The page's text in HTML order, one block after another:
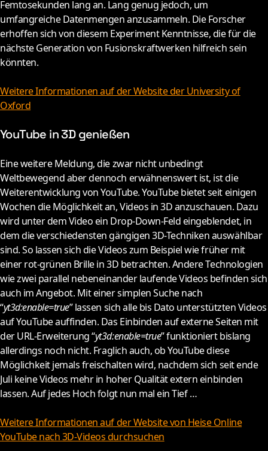
Femtosekunden lang an. Lang genug jedoch, um
umfangreiche Datenmengen anzusammeln. Die Forscher
erhoffen sich von diesem Experiment Kenntnisse, die für die
nächste Generation von Fusionskraftwerken hilfreich sein
könnten.
Weitere Informationen auf der Website der University of
Oxford
YouTube in 3D genießen
Eine weitere Meldung, die zwar nicht unbedingt
Weltbewegend aber dennoch erwähnenswert ist, ist die
Weiterentwicklung von YouTube. YouTube bietet seit einigen
Wochen die Möglichkeit an, Videos in 3D anzuschauen. Dazu
wird unter dem Video ein Drop-Down-Feld eingeblendet, in
dem die verschiedensten gängigen 3D-Techniken auswählbar
sind. So lassen sich die Videos zum Beispiel wie früher mit
einer rot-grünen Brille in 3D betrachten. Andere Technologien
wie zwei parallel nebeneinander laufende Videos befinden sich
auch im Angebot. Mit einer simplen Suche nach
“yt3d:enable=true” lassen sich alle bis Dato unterstützten Videos
auf YouTube auffinden. Das Einbinden auf externe Seiten mit
der URL-Erweiterung “yt3d:enable=true” funktioniert bislang
allerdings noch nicht. Fraglich auch, ob YouTube diese
Möglichkeit jemals freischalten wird, nachdem sich seit ende
Juli keine Videos mehr in hoher Qualität extern einbinden
lassen. Auf jedes Hoch folgt nun mal ein Tief …
Weitere Informationen auf der Website von Heise Online
YouTube nach 3D-Videos durchsuchen